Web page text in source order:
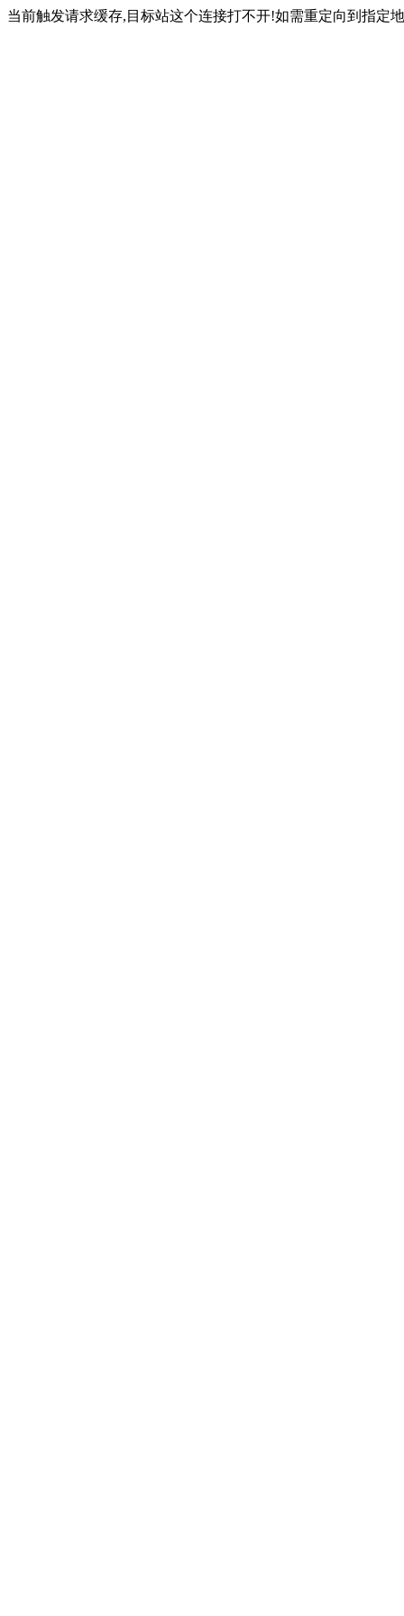
当前触发请求缓存,目标站这个连接打不开!如需重定向到指定